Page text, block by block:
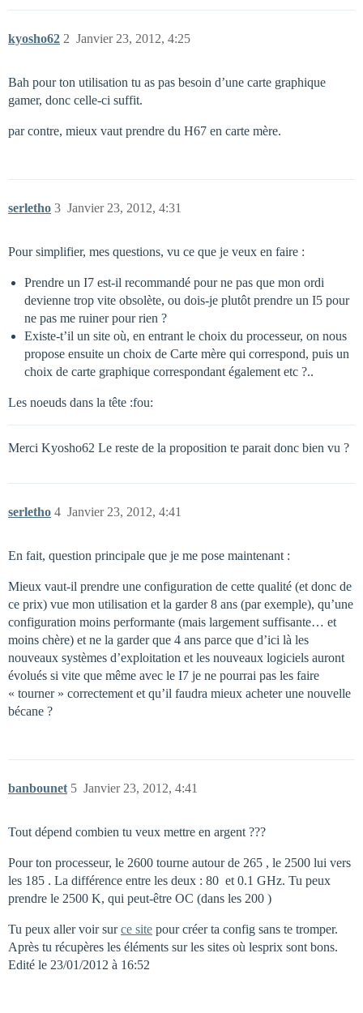
kyosho62 Janvier 23, 2012, 4:25
2
Bah pour ton utilisation tu as pas besoin d’une carte graphique
gamer, donc celle-ci suffit.
par contre, mieux vaut prendre du H67 en carte mère.
serletho Janvier 23, 2012, 4:31
3
Pour simplifier, mes questions, vu ce que je veux en faire :
Prendre un I7 est-il recommandé pour ne pas que mon ordi
devienne trop vite obsolète, ou dois-je plutôt prendre un I5 pour
ne pas me ruiner pour rien ?
Existe-t’il un site où, en entrant le choix du processeur, on nous
propose ensuite un choix de Carte mère qui correspond, puis un
choix de carte graphique correspondant également etc ?..
Les noeuds dans la tête :fou:
Merci Kyosho62 Le reste de la proposition te parait donc bien vu ?
serletho Janvier 23, 2012, 4:41
4
En fait, question principale que je me pose maintenant :
Mieux vaut-il prendre une configuration de cette qualité (et donc de
ce prix) vue mon utilisation et la garder 8 ans (par exemple), qu’une
configuration moins performante (mais largement suffisante… et
moins chère) et ne la garder que 4 ans parce que d’ici là les
nouveaux systèmes d’exploitation et les nouveaux logiciels auront
évolués si vite que même avec le I7 je ne pourrai pas les faire
« tourner » correctement et qu’il faudra mieux acheter une nouvelle
bécane ?
banbounet Janvier 23, 2012, 4:41
5
Tout dépend combien tu veux mettre en argent ???
Pour ton processeur, le 2600 tourne autour de 265 , le 2500 lui vers
les 185 . La différence entre les deux : 80  et 0.1 GHz. Tu peux
prendre le 2500 K, qui peut-être OC (dans les 200 )
Tu peux aller voir surce site pour créer ta config sans te tromper.
Après tu récupères les éléments sur les sites où lesprix sont bons.
Edité le 23/01/2012 à 16:52